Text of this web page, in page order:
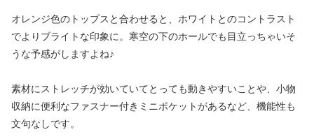
オレンジ色のトップスと合わせると、ホワイトとのコントラスト
でよりブライトな印象に。寒空の下のホールでも目立っちゃいそ
うな予感がしますよね♪
素材にストレッチが効いていてとっても動きやすいことや、小物
収納に便利なファスナー付きミニポケットがあるなど、機能性も
文句なしです。